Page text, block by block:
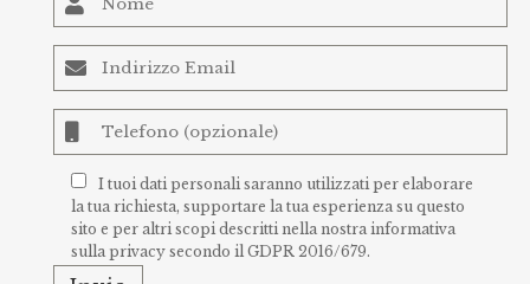
I tuoi dati personali saranno utilizzati per elaborare
la tua richiesta, supportare la tua esperienza su questo
sito e per altri scopi descritti nella nostra informativa
sulla privacysecondo il GDPR 2016/679.